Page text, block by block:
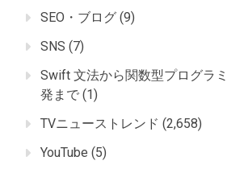
SEO・ブログ (9)
SNS (7)
Swift 文法から関数型プログラ
発まで (1)
TVニューストレンド (2,658)
YouTube (5)